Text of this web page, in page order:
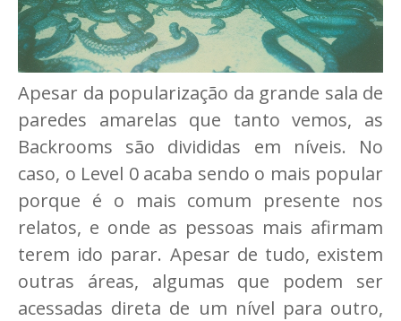
Apesar da popularização da grande sala de
paredes amarelas que tanto vemos, as
Backrooms são divididas em níveis. No
caso, o Level 0 acaba sendo o mais popular
porque é o mais comum presente nos
relatos, e onde as pessoas mais afirmam
terem ido parar. Apesar de tudo, existem
outras áreas, algumas que podem ser
acessadas direta de um nível para outro,